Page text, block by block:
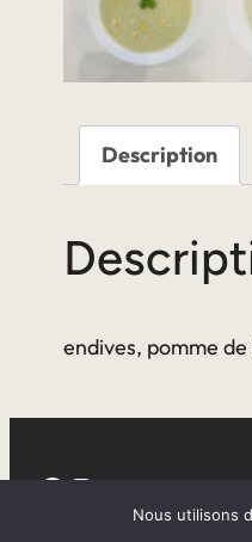
Description
endives, pomme
Facebook Instagram
Nous utilisons